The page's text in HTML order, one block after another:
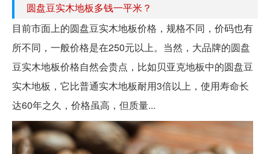
圆盘豆实木地板多钱一平米？
目前市面上的圆盘豆实木地板价格，规格不同，价码也有
所不同，一般价格是在250元以上。当然，大品牌的圆盘
豆实木地板价格自然会贵点，比如贝亚克地板中的圆盘豆
实木地板，它比普通实木地板耐用3倍以上，使用寿命长
达60年之久，价格虽高，但质量...